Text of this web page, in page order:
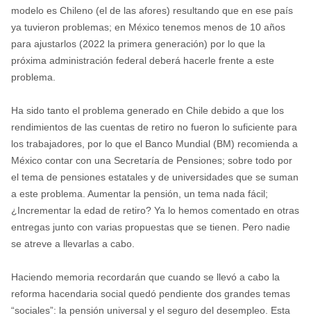
modelo es Chileno (el de las afores) resultando que en ese país
ya tuvieron problemas; en México tenemos menos de 10 años
para ajustarlos (2022 la primera generación) por lo que la
próxima administración federal deberá hacerle frente a este
problema.
Ha sido tanto el problema generado en Chile debido a que los
rendimientos de las cuentas de retiro no fueron lo suficiente para
los trabajadores, por lo que el Banco Mundial (BM) recomienda a
México contar con una Secretaría de Pensiones; sobre todo por
el tema de pensiones estatales y de universidades que se suman
a este problema. Aumentar la pensión, un tema nada fácil;
¿Incrementar la edad de retiro? Ya lo hemos comentado en otras
entregas junto con varias propuestas que se tienen. Pero nadie
se atreve a llevarlas a cabo.
Haciendo memoria recordarán que cuando se llevó a cabo la
reforma hacendaria social quedó pendiente dos grandes temas
“sociales”: la pensión universal y el seguro del desempleo. Esta